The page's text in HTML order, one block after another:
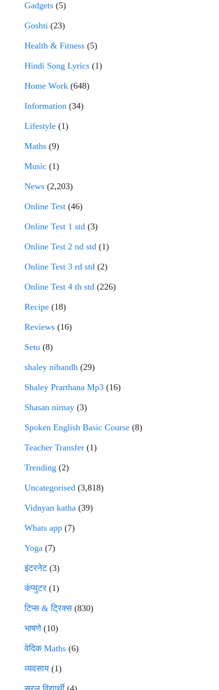
Gadgets (5)
Goshti (23)
Health & Fitness (5)
Hindi Song Lyrics (1)
Home Work (648)
Information (34)
Lifestyle (1)
Maths (9)
Music (1)
News (2,203)
Online Test (46)
Online Test 1 std (3)
Online Test 2 nd std (1)
Online Test 3 rd std (2)
Online Test 4 th std (226)
Recipe (18)
Reviews (16)
Setu (8)
shaley nibandh (29)
Shaley Prarthana Mp3 (16)
Shasan nirnay (3)
Spoken English Basic Course (8)
Teacher Transfer (1)
Trending (2)
Uncategorised (3,818)
Vidnyan katha (39)
Whats app (7)
Yoga (7)
इंटरनेट(3)
कंप्युटर (1)
टिप्स & ट्रिक्स(830)
भाषणे(10)
वेदिक Maths (6)
व्यवसाय(1)